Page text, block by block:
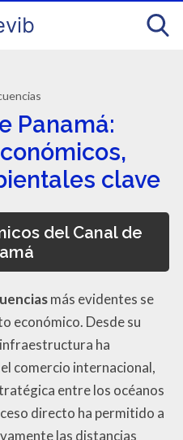
Panamá:
clave
del Canal de
más evidentes se
económico. Desde su
ha
comercio internacional,
entre los océanos
directo ha permitido a
las distancias